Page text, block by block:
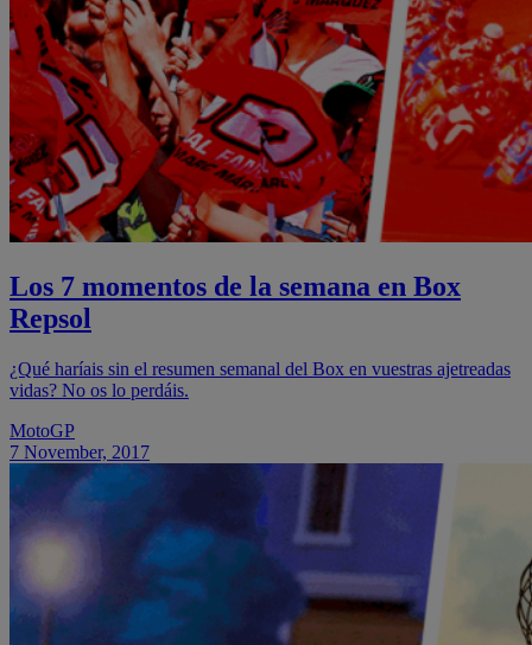
Los 7 momentos de la semana en Box
Repsol
¿Qué haríais sin el resumen semanal del Box en vuestras ajetreadas
vidas? No os lo perdáis.
MotoGP
7 November, 2017